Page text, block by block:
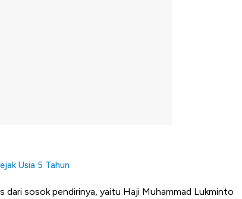
Usia 5 Tahun
dari sosok pendirinya, yaitu Haji Muhammad Lukminto